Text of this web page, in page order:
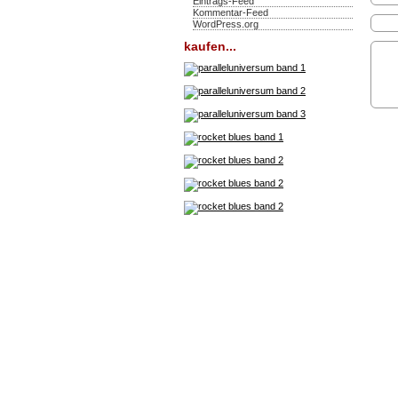
Kommentar-Feed
WordPress.org
kaufen...